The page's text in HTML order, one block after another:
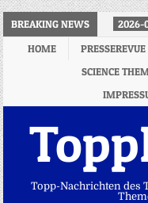
BREAKING NEWS 2026-
HOME
PRESSEREVUE
SCIENCE
Topp-Nachrichten des